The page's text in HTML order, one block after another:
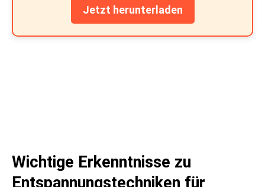
Jetzt herunterladen
Wichtige Erkenntnisse zu
Entspannungstechniken für